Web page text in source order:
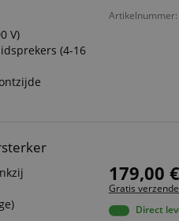
V)
(4-16
Artikelnummer:
179,00 €
Gratis
Direct
are used by the
so users can
used to facilitate
session by the